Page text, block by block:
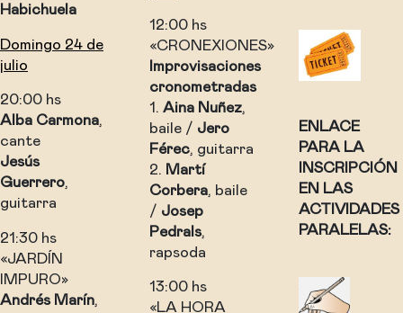
Habichuela
Domingo 24 de
julio
20:00 hs
Alba Carmona,
cante
Jesús
Guerrero,
guitarra
21:30 hs
«JARDÍN
IMPURO»
Andrés Marín,
12:00 hs
«CRONEXIONES»
Improvisaciones
cronometradas
1. Aina Nuñez,
baile / Jero
Férec, guitarra
2. Martí
Corbera, baile
/ Josep
Pedrals,
rapsoda
13:00 hs
«LA HORA
ENLACE
PARA LA
INSCRIPCIÓN
EN LAS
ACTIVIDADES
PARALELAS: